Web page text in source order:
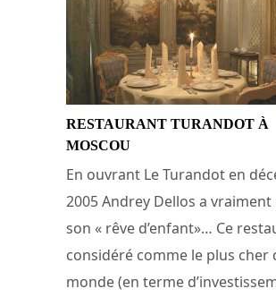
RESTAURANT TURANDOT À
MOSCOU
En ouvrant Le Turandot en
2005 Andrey Dellos a vraiment
son « rêve d’enfant»… Ce
considéré comme le plus cher
monde (en terme